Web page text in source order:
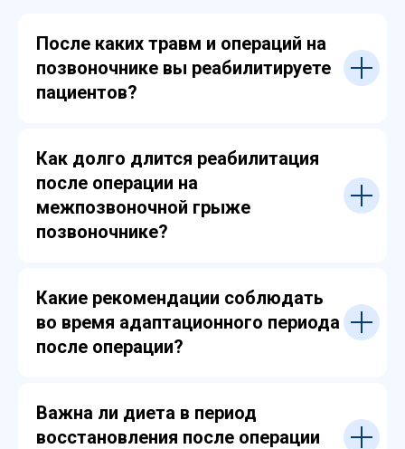
После каких травм и операций на
позвоночнике вы реабилитируете
пациентов?
Как долго длится реабилитация
после операции на
межпозвоночной грыже
позвоночнике?
Какие рекомендации соблюдать
во время адаптационного периода
после операции?
Важна ли диета в период
восстановления после операции